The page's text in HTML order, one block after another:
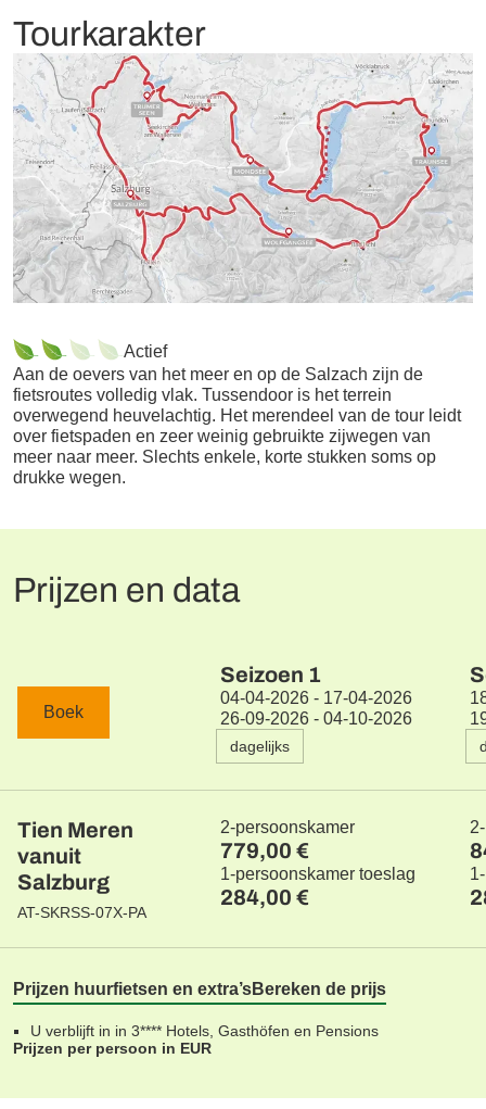
Hotelvoorbeeld:Hotel Ganslhof
Tourkarakter
Actief
Aan de oevers van het meer en op de Salzach zijn de
fietsroutes volledig vlak. Tussendoor is het terrein
overwegend heuvelachtig. Het merendeel van de tour leidt
over fietspaden en zeer weinig gebruikte zijwegen van
meer naar meer. Slechts enkele, korte stukken soms op
drukke wegen.
Prijzen en data
Boek
Tien Meren
vanuit
Salzburg
AT-SKRSS-07X-PA
Seizoen 1
04-04-2026 - 17-04-2026
26-09-2026 - 04-10-2026
dagelijks
2-persoonskamer
779,00 €
1-persoonskamer toeslag
284,00 €
Prijzen huurfietsen en extra’sBereken de prijs
U verblijft in in 3**** Hotels, Gasthöfen en Pensions
Prijzen per persoon in EUR